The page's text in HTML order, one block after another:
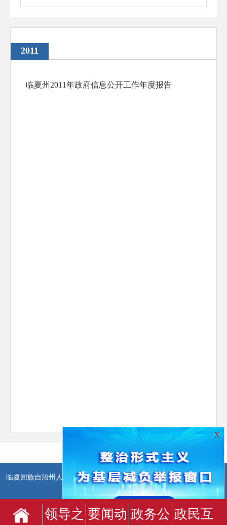
2011
临夏州2011年政府信息公开工作年度报告
临夏回族自治州人民政府办公室主办 临夏回族自治州人民政府信息中
心承办
领导之 要闻动 政务公 政民互
X